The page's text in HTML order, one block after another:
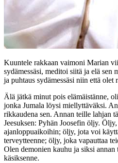
Kuuntele rakkaan vaimoni Marian
sydämessäsi, meditoi siitä ja elä sen
ja puhtaus sydämessäsi niin että olet
Älä jätkä minut pois elämäistänne,
jonka Jumala löysi miellyttäväksi.
rikkaudena sen. Annan teille lahjan
Jeesuksen: Pyhän Joosefin öljy.
ajanloppuaikoihin; öljy, jota voi
terveytteenne; öljy, joka vapauttaa
Olen demonien kauhu ja siksi
käsiksenne.